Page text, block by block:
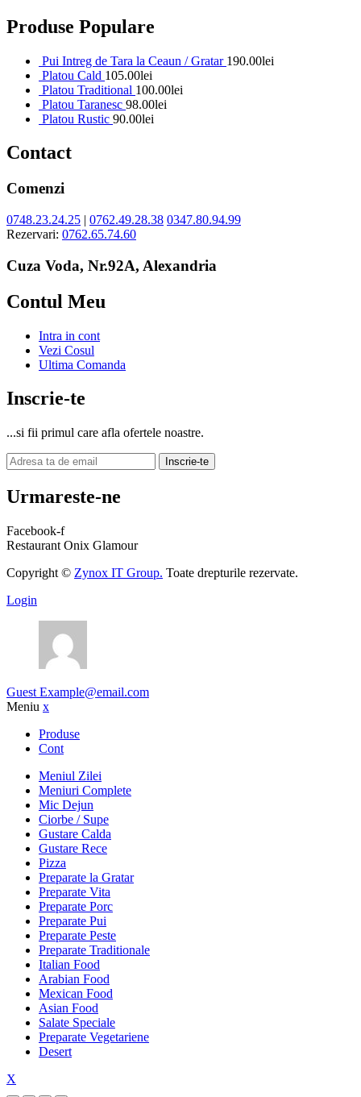
Produse Populare
Pui Intreg de Tara la Ceaun / Gratar 190.00lei
Platou Cald 105.00lei
Platou Traditional 100.00lei
Platou Taranesc 98.00lei
Platou Rustic 90.00lei
Contact
Comenzi
0748.23.24.25 | 0762.49.28.38 0347.80.94.99
Rezervari: 0762.65.74.60
Cuza Voda, Nr.92A, Alexandria
Contul Meu
Intra in cont
Vezi Cosul
Ultima Comanda
Inscrie-te
...si fii primul care afla ofertele noastre.
Inscrie-te
Urmareste-ne
Facebook-f
Restaurant Onix Glamour
Copyright © Zynox IT Group. Toate drepturile rezervate.
Login
Guest Example@email.com
Meniu x
Produse
Cont
Meniul Zilei
Meniuri Complete
Mic Dejun
Ciorbe / Supe
Gustare Calda
Gustare Rece
Pizza
Preparate la Gratar
Preparate Vita
Preparate Porc
Preparate Pui
Preparate Peste
Preparate Traditionale
Italian Food
Arabian Food
Mexican Food
Asian Food
Salate Speciale
Preparate Vegetariene
Desert
X